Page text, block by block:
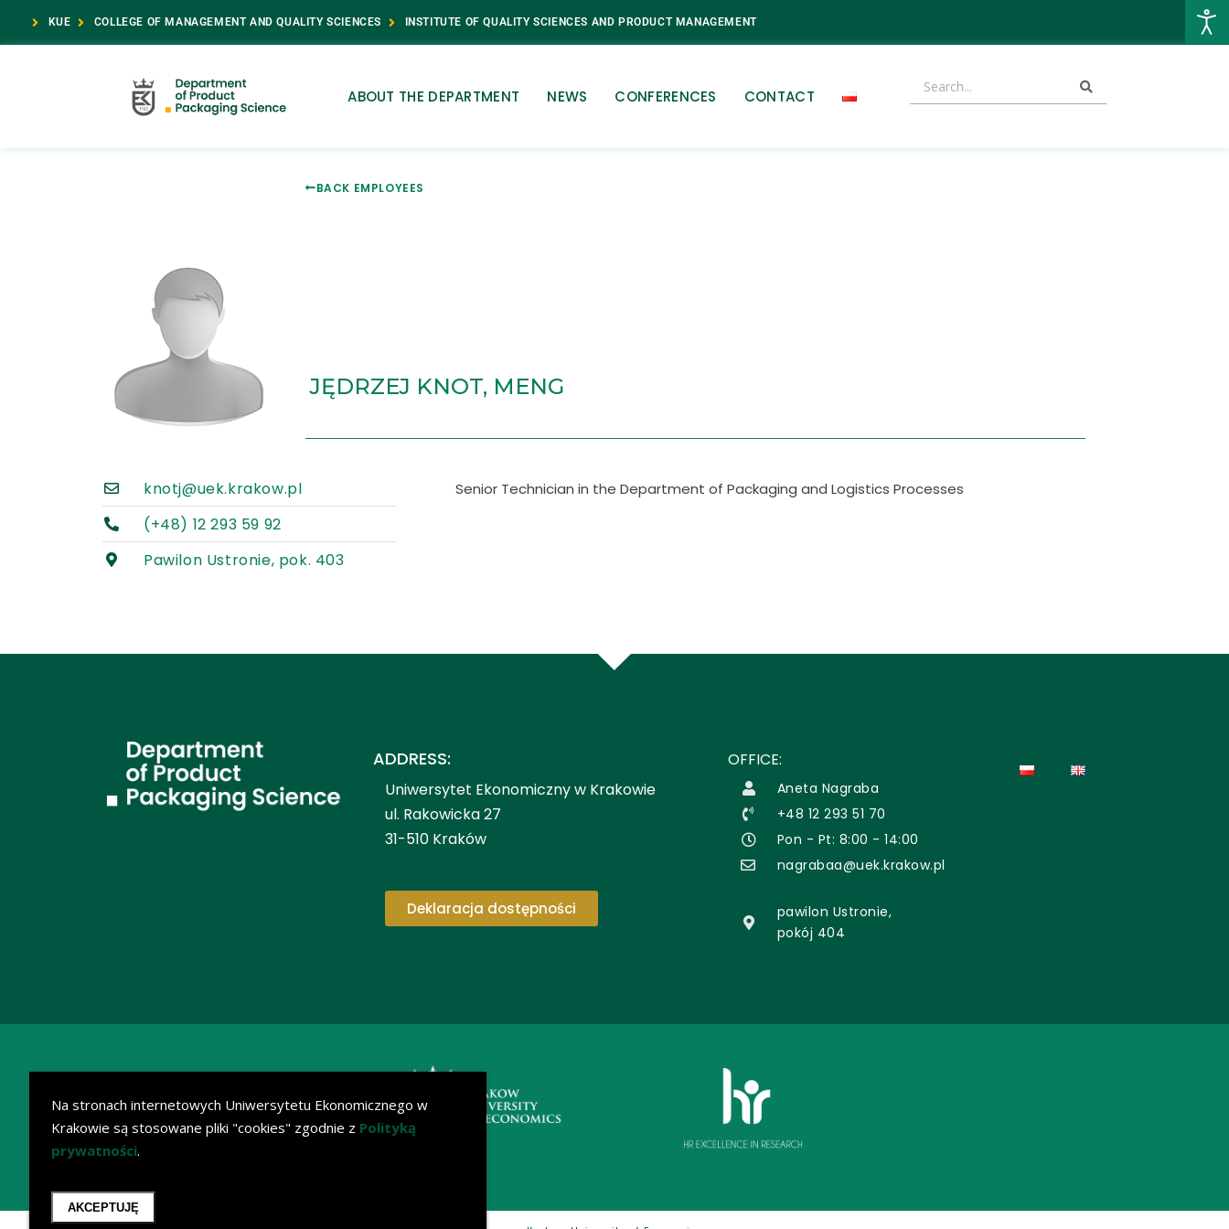
KUE COLLEGE OF MANAGEMENT AND QUALITY SCIENCES INSTITUTE OF QUALITY SCIENCES AND PRODUCT MANAGEMENT
ABOUT THE DEPARTMENT NEWS CONFERENCES CONTACT
BACK EMPLOYEES
JĘDRZEJ KNOT, MENG
knotj@uek.krakow.pl
(+48) 12 293 59 92
Pawilon Ustronie, pok. 403
Senior Technician in the Department of Packaging and Logistics Processes
ADDRESS:
Uniwersytet Ekonomiczny w Krakowie
ul. Rakowicka 27
31-510 Kraków
Deklaracja dostępności
OFFICE:
Aneta Nagraba
+48 12 293 51 70
Pon - Pt: 8:00 - 14:00
nagrabaa@uek.krakow.pl
pawilon Ustronie,
pokój 404
Na stronach internetowych Uniwersytetu Ekonomicznego w
Krakowie są stosowane pliki "cookies" zgodnie z Polityką
prywatności.
AKCEPTUJĘ